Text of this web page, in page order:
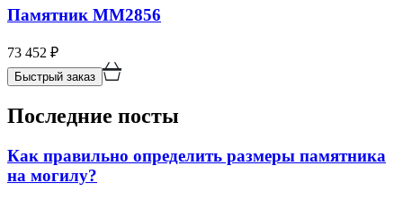
Памятник ММ2856
73 452 ₽
Быстрый заказ
Последние посты
Как правильно определить размеры памятника
на могилу?